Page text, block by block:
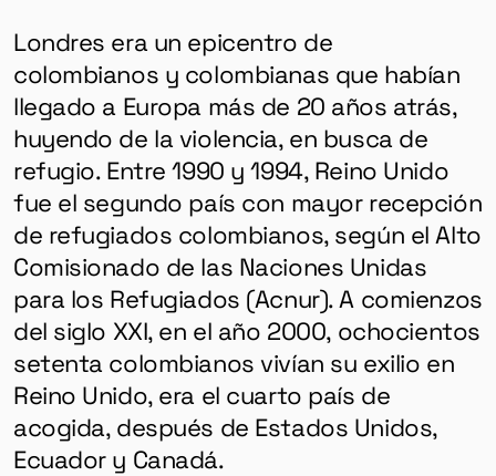
Londres era un epicentro de
colombianos y colombianas que habían
llegado a Europa más de 20 años atrás,
huyendo de la violencia, en busca de
refugio. Entre 1990 y 1994, Reino Unido
fue el segundo país con mayor recepción
de refugiados colombianos, según el Alto
Comisionado de las Naciones Unidas
para los Refugiados (Acnur). A comienzos
del siglo XXI, en el año 2000, ochocientos
setenta colombianos vivían su exilio en
Reino Unido, era el cuarto país de
acogida, después de Estados Unidos,
Ecuador y Canadá.